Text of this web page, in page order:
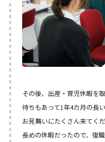
その後、出産・育児休暇を
待ちもあって1年4カ月の長
お見舞いにたくさん来てくだ
長めの休暇だったので、復